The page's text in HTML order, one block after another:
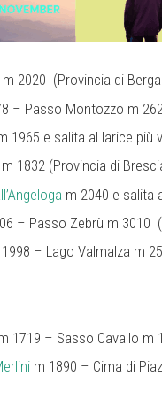
m 2020 (Provincia di
– Passo Montozzo m
1965 e salita al larice più
m 1832 (Provincia di
m 2040 e salita
– Passo Zebrù m 3010
– Lago Valmalza m
1719 – Sasso Cavallo m
m 1890 – Cima di